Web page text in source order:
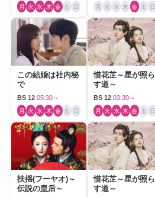
月 火 水 木 金 土 日 月 火 水 木 金 土 日
この結婚は社内秘
で
BS 12 05:30～
月 火 水 木 金 土 日
惜花芷～星が照ら
す道～
BS 12 03:30～
月 火 水 木 金 土 日
扶揺(フーヤオ)～
伝説の皇后～
惜花芷～星が照ら
す道～